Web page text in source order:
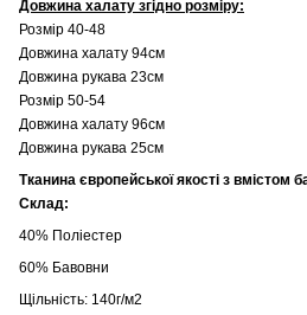
Довжина халату згідно розміру:
Розмір 40-48
Довжина халату 94см
Довжина рукава 23см
Розмір 50-54
Довжина халату 96см
Довжина рукава 25см
Тканина європейської якості з вмістом
Склад:
40% Поліестер
60% Бавовни
Щільність: 140г/м2